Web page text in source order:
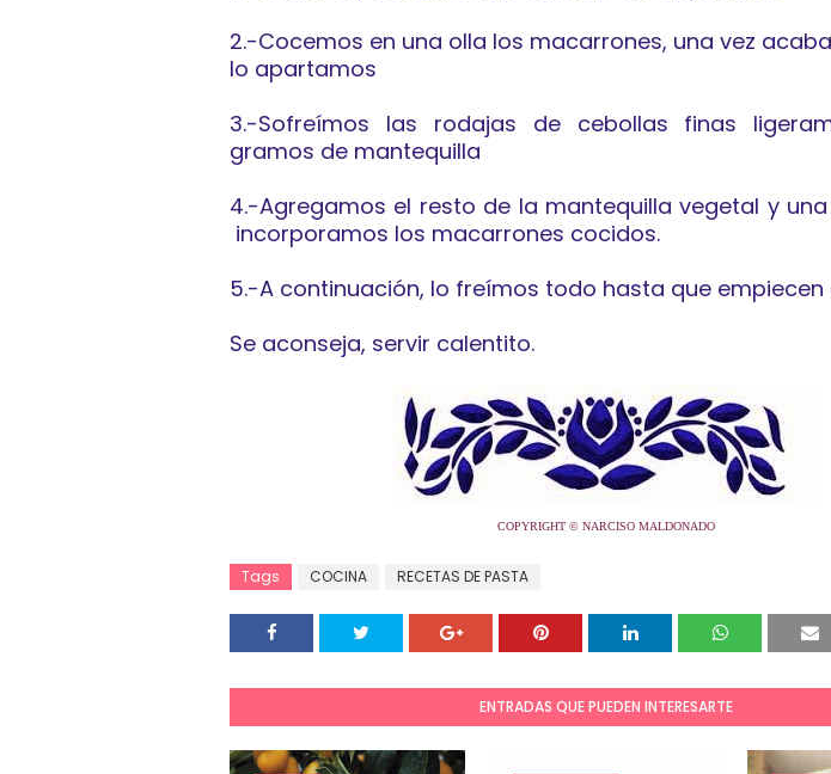
2.-Cocemos en una olla los macarrones, una vez
lo apartamos
3.-Sofreímos las rodajas de cebollas finas
gramos de mantequilla
4.-Agregamos el resto de la mantequilla vegetal y
incorporamos los macarrones cocidos.
5.-A continuación, lo freímos todo hasta que empiecen
Se aconseja, servir calentito.
COPYRIGHT © NARCISO MALDONADO
Tags COCINA RECETAS DE PASTA
ENTRADAS QUE PUEDEN INTERESARTE